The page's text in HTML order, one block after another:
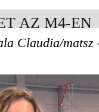
AZ M4-EN
Claudia/